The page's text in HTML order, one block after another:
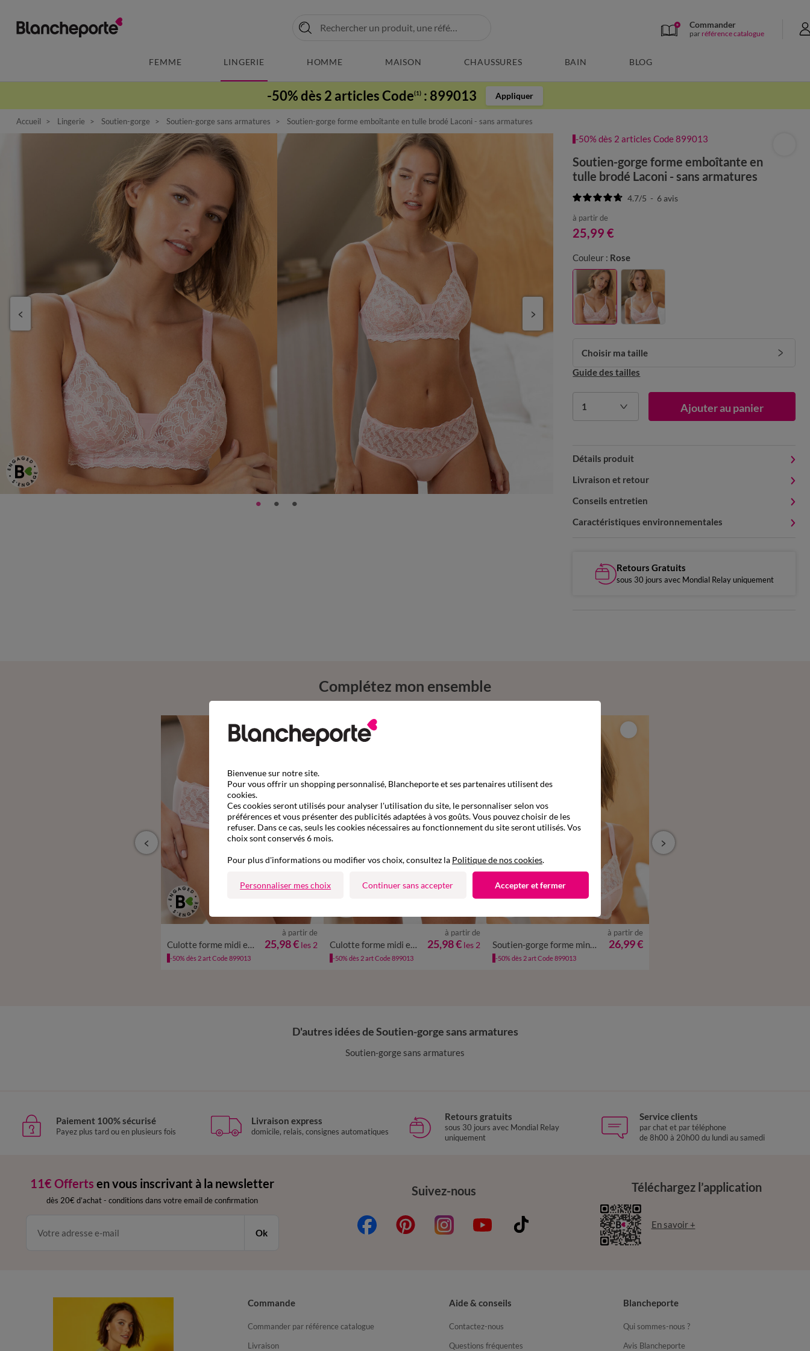
Commander
par référence catalogue
FEMME LINGERIE HOMME MAISON CHAUSSURES BAIN BLOG
-50% dès 2 articles Code(1) : 899013 Appliquer
Accueil Lingerie Soutien-gorge Soutien-gorge sans armatures Soutien-gorge forme emboîtante en tulle brodé Laconi - sans armatures
-50% dès 2 articles Code 899013
Soutien-gorge forme emboîtante en
tulle brodé Laconi - sans armatures
4.7/5 - 6avis
à partir de
25,99 €
Couleur : Rose
Choisir ma taille
Guide des tailles
1 Ajouter au panier
Détails produit
Livraison et retour
Conseils entretien
Caractéristiques environnementales
Retours Gratuits
sous 30 jours avec Mondial Relay uniquement
Complétez mon ensemble
50/52
Culotte forme midi en tulle brodé et microfibre Laconi - lot de 2
à partir de
25,98 € les 2
-50% dès 2 art Code 899013
50/52
Culotte forme midi en tulle brodé et microfibre Laconi - lot de 2
à partir de
25,98 € les 2
-50% dès 2 art Code 899013
Soutien-gorge forme minimiseur en tulle brodé bicolore Laconi - avec armatures
à partir de
26,99 €
-50% dès 2 art Code 899013
D'autres idées de Soutien-gorge sans armatures
Soutien-gorge sans armatures
Paiement 100% sécurisé
Payez plus tard ou en plusieurs fois
Livraison express
domicile, relais, consignes automatiques
Retours gratuits
sous 30 jours avec Mondial Relay
uniquement
Service clients
par chat et par téléphone
de 8h00 à 20h00 du lundi au samedi
11€ Offerts en vous inscrivant à la newsletter
dès 20€ d’achat - conditions dans votre email de confirmation
Ok
Suivez-nous Téléchargez l’application
En savoir +
Commande
Commander par référence catalogue
Livraison
Aide & conseils
Contactez-nous
Questions fréquentes
Blancheporte
Qui sommes-nous ?
Avis Blancheporte
Bienvenue sur notre site.
Pour vous offrir un shopping personnalisé, Blancheporte et ses partenaires utilisent des
cookies.
Ces cookies seront utilisés pour analyser l'utilisation du site, le personnaliser selon vos
préférences et vous présenter des publicités adaptées à vos goûts. Vous pouvez choisir de les
refuser. Dans ce cas, seuls les cookies nécessaires au fonctionnement du site seront utilisés. Vos
choix sont conservés 6 mois.
Pour plus d'informations ou modifier vos choix, consultez la Politique de nos cookies.
Personnaliser mes choix Continuer sans accepter Accepter et fermer